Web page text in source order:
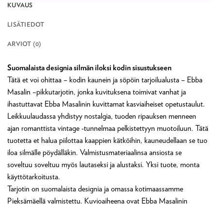
KUVAUS
LISÄTIEDOT
ARVIOT (0)
Suomalaista designia silmän iloksi kodin sisustukseen
Tätä et voi ohittaa – kodin kaunein ja söpöin tarjoilualusta – Ebba
Masalin –pikkutarjotin, jonka kuvituksena toimivat vanhat ja
ihastuttavat Ebba Masalinin kuvittamat kasviaiheiset opetustaulut.
Leikkuulaudassa yhdistyy nostalgia, tuoden ripauksen menneen
ajan romanttista vintage -tunnelmaa pelkistettyyn muotoiluun. Tätä
tuotetta et halua piilottaa kaappien kätköihin, kauneudellaan se tuo
iloa silmälle pöydälläkin. Valmistusmateriaalinsa ansiosta se
soveltuu soveltuu myös lautaseksi ja alustaksi. Yksi tuote, monta
käyttötarkoitusta.
Tarjotin on suomalaista designia ja omassa kotimaassamme
Pieksämäellä valmistettu. Kuvioaiheena ovat Ebba Masalinin